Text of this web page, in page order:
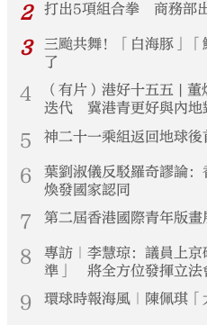
2 打出5項組合拳 商務部
3
三颱共舞！「白海豚」
了
4
（有片）港好十五五 |
迭代 冀港青更好與內地
5 神二十一乘組返回地球
6
葉劉淑儀反駁羅奇謬論
煥發國家認同
7 第二屆香港國際青年版畫
8
專訪｜李慧琼：議員上
準」 將全方位發揮立法
9 環球時報海風｜陳佩琪「